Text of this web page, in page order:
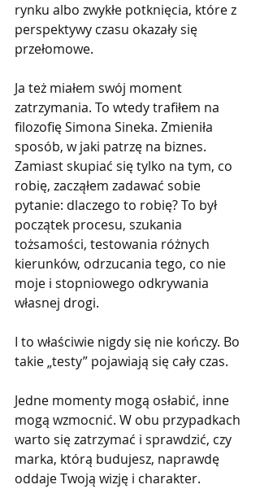
rynku albo zwykłe potknięcia, które z
perspektywy czasu okazały się
przełomowe.
Ja też miałem swój moment
zatrzymania. To wtedy trafiłem na
filozofię Simona Sineka. Zmieniła
sposób, w jaki patrzę na biznes.
Zamiast skupiać się tylko na tym, co
robię, zacząłem zadawać sobie
pytanie: dlaczego to robię? To był
początek procesu, szukania
tożsamości, testowania różnych
kierunków, odrzucania tego, co nie
moje i stopniowego odkrywania
własnej drogi.
I to właściwie nigdy się nie kończy. Bo
takie „testy” pojawiają się cały czas.
Jedne momenty mogą osłabić, inne
mogą wzmocnić. W obu przypadkach
warto się zatrzymać i sprawdzić, czy
marka, którą budujesz, naprawdę
oddaje Twoją wizję i charakter.